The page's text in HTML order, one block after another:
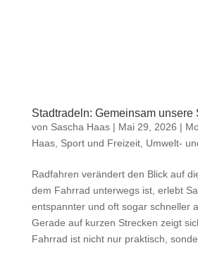
Stadtradeln: Gemeinsam unsere
von Sascha Haas| Mai 29, 2026 |
Haas, Sport und Freizeit, Umwelt-
Radfahren verändert den Blick auf
dem Fahrrad unterwegs ist, erlebt
entspannter und oft sogar schneller
Gerade auf kurzen Strecken zeigt
Fahrrad ist nicht nur praktisch,